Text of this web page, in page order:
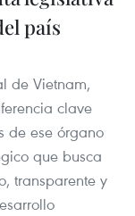
país
de Vietnam,
clave
de ese órgano
que busca
transparente y